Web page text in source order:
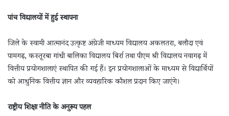
पांच विद्यालयों में हुई स्थापना
जिले के स्वामी आत्मानंद उत्कृष्ट अंग्रेजी माध्यम विद्यालय अकलतरा, बलौदा एवं
पामगढ़, कस्तूरबा गांधी बालिका विद्यालय बिर्रा तथा पीएम श्री विद्यालय नवागढ़ में
वित्तीय प्रयोगशालाएं स्थापित की गई हैं। इन प्रयोगशालाओं के माध्यम से विद्यार्थियों
को आधुनिक वित्तीय ज्ञान और व्यवहारिक कौशल प्रदान किए जाएंगे।
राष्ट्रीय शिक्षा नीति के अनुरूप पहल